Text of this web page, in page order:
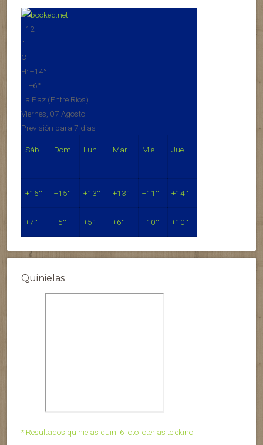
+12
°
C
H: +14°
L: +6°
La Paz (Entre Rios)
Viernes, 07 Agosto
Previsión para 7 días
Sáb Dom Lun Mar Mié Jue
+16° +15° +13° +13° +11° +14°
+7° +5° +5° +6° +10° +10°
Quinielas
* Resultados quinielas quini 6 loto loterias telekino